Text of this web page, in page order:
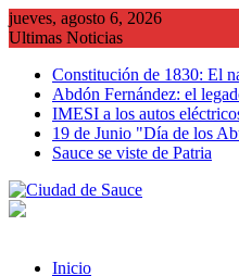
Saltar
al
jueves, agosto 6, 2026
Ultimas Noticias
Constitución de 1830: El
Abdón Fernández: el
IMESI a los autos
19 de Junio "Día de los
Sauce se viste de Patria
Inicio